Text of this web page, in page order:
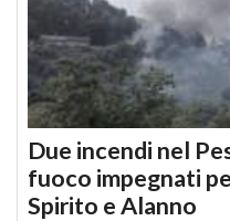
Due incendi nel
fuoco impegnati
Spirito e Alanno